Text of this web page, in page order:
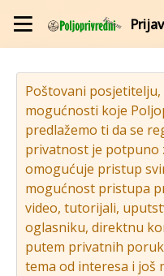
Poštovani
mogućnosti koje
predlažemo ti da se
privatnost je potpuno
omogućuje pristup
mogućnost pristupa
video, tutorijali,
oglasniku, direktnu
putem privatnih
tema od interesa i još